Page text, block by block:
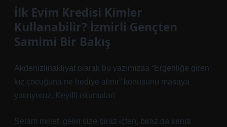
İlk Evim Kredisi Kimler
Kullanabilir? İzmirli Gençten
Samimi Bir Bakış
Akdenizlinakliyat olarak bu yazımızda “Ergenliğe giren
kız çocuğuna ne hediye alınır” konusunu masaya
yatırıyoruz. Keyifli okumalar!
Selam millet, gelin size biraz içten, biraz da kendi